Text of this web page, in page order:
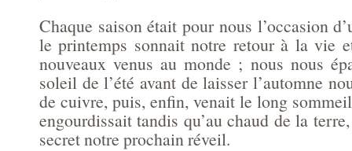
Chaque saison était pour nous l’occasion
le printemps sonnait notre retour à la vie
nouveaux venus au monde ; nous nous
soleil de l’été avant de laisser l’automne
de cuivre, puis, enfin, venait le long
engourdissait tandis qu’au chaud de la
secret notre prochain réveil.